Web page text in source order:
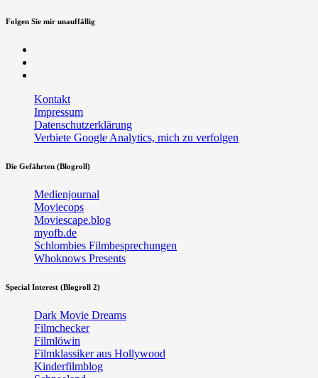
Folgen Sie mir unauffällig
Kontakt
Impressum
Datenschutzerklärung
Verbiete Google Analytics, mich zu verfolgen
Die Gefährten (Blogroll)
Medienjournal
Moviecops
Moviescape.blog
myofb.de
Schlombies Filmbesprechungen
Whoknows Presents
Special Interest (Blogroll 2)
Dark Movie Dreams
Filmchecker
Filmlöwin
Filmklassiker aus Hollywood
Kinderfilmblog